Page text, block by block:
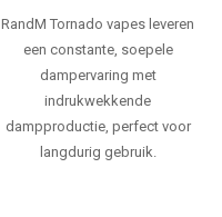
RandM Tornado vapes leveren
een constante, soepele
dampervaring met
indrukwekkende
dampproductie, perfect voor
langdurig gebruik.